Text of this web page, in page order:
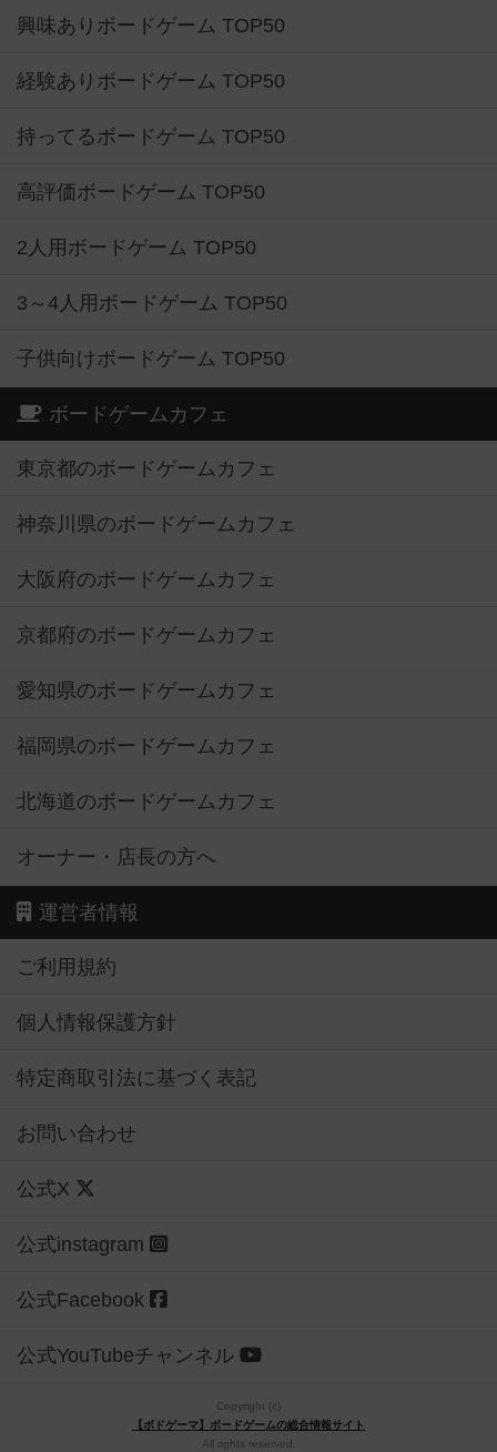
興味ありボードゲーム TOP50
経験ありボードゲーム TOP50
持ってるボードゲーム TOP50
高評価ボードゲーム TOP50
2人用ボードゲーム TOP50
3～4人用ボードゲーム TOP50
子供向けボードゲーム TOP50
ボードゲームカフェ
東京都のボードゲームカフェ
神奈川県のボードゲームカフェ
大阪府のボードゲームカフェ
京都府のボードゲームカフェ
愛知県のボードゲームカフェ
福岡県のボードゲームカフェ
北海道のボードゲームカフェ
オーナー・店長の方へ
運営者情報
ご利用規約
個人情報保護方針
特定商取引法に基づく表記
お問い合わせ
公式X
公式instagram
公式Facebook
公式YouTubeチャンネル
Copyright (c)
【ボドゲーマ】ボードゲームの総合情報サイト
All rights reserved.